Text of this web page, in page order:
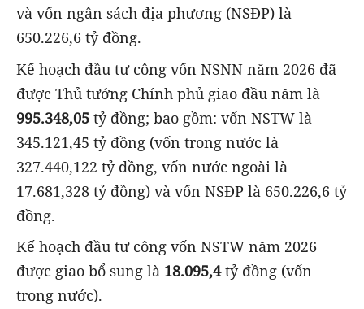
và vốn ngân sách địa phương (NSĐP) là
650.226,6 tỷ đồng.
Kế hoạch đầu tư công vốn NSNN năm 2026 đã
được Thủ tướng Chính phủ giao đầu năm là
995.348,05 tỷ đồng; bao gồm: vốn NSTW là
345.121,45 tỷ đồng (vốn trong nước là
327.440,122 tỷ đồng, vốn nước ngoài là
17.681,328 tỷ đồng) và vốn NSĐP là 650.226,6 tỷ
đồng.
Kế hoạch đầu tư công vốn NSTW năm 2026
được giao bổ sung là 18.095,4tỷ đồng (vốn
trong nước).